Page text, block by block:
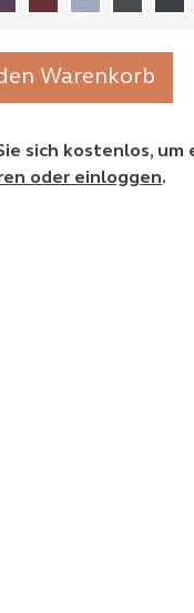
Warenkorb
sich kostenlos,
oder einloggen.